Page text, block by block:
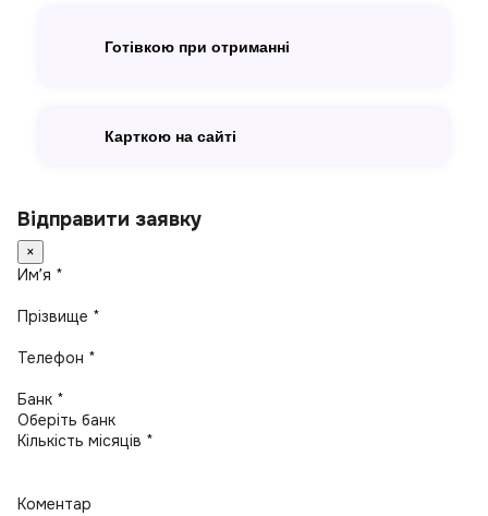
Готівкою при отриманні
Карткою на сайті
Відправити заявку
×
Имʼя *
Прізвище *
Телефон *
Банк *
Кількість місяців *
Коментар